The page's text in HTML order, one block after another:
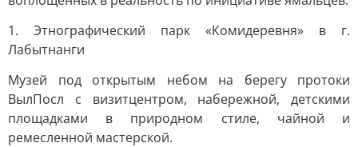
1. Этнографический парк «Комидеревня» в г.
Лабытнанги
Музей под открытым небом на берегу протоки
ВылПосл с визитцентром, набережной, детскими
площадками в природном стиле, чайной и
ремесленной мастерской.